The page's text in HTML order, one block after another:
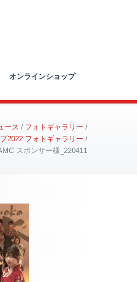
オンラインショップ
ース
フォトギャラリー
2022 フォトギャラリー
スポンサー様_220411